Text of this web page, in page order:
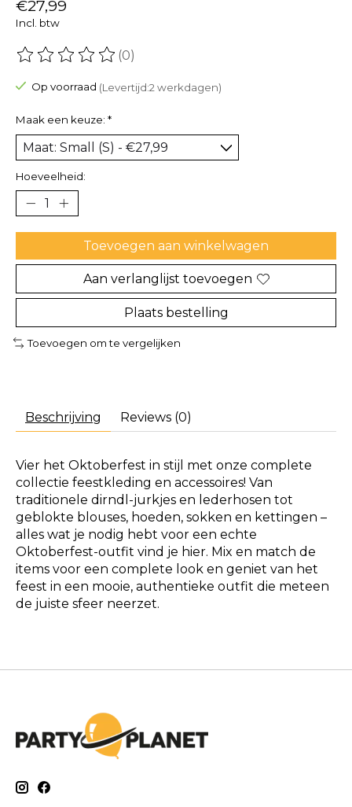
€27,99
Incl. btw
De beoordeling van dit product is
(0)
Op voorraad (Levertijd:2 werkdagen)
Maak een keuze: *
Hoeveelheid:
Toevoegen aan winkelwagen
Aan verlanglijst toevoegen
Plaats bestelling
Toevoegen om te vergelijken
Beschrijving Reviews (0)
Vier het Oktoberfest in stijl met onze complete
collectie feestkleding en accessoires! Van
traditionele dirndl-jurkjes en lederhosen tot
geblokte blouses, hoeden, sokken en kettingen –
alles wat je nodig hebt voor een echte
Oktoberfest-outfit vind je hier. Mix en match de
items voor een complete look en geniet van het
feest in een mooie, authentieke outfit die meteen
de juiste sfeer neerzet.